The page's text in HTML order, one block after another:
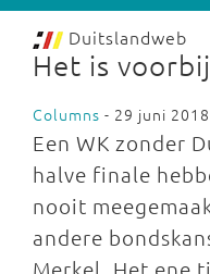
Duitslandweb
Het is voorbij
Columns - 29 juni
Een WK zonder
halve finale
nooit
andere
Merkel. Het ene